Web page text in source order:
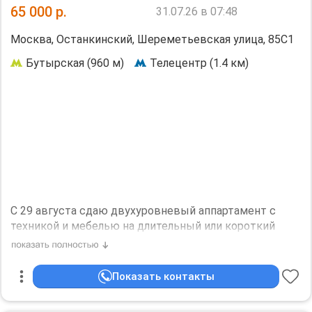
Холодильник, Посудомоечная машина, Стиральная
машина, Кондиционер, Телевизор, Интернет. Можно с
детьми. Дизайнерский ремонт.
Необходим залог, 120000 р.
65 000 р. 31.07.26 в 07:48
Москва, Останкинский, Шереметьевская улица, 85С1
Бутырская (960 м)
Телецентр (1.4 км)
С 29 августа сдаю двухуровневый аппартамент с
техникой и мебелью на длительный или короткий
срок, расположенный в комфортабельном аппарт-
машина, кондиционер, холодильник, телевизор, wi-fi,
электроплита, микроволновка, телевизор, фен,
электрочайник, (посуда, утюг, гладильная доска, фен
Показать контакты